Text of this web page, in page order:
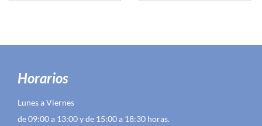
Horarios
Lunes a Viernes
de 09:00 a 13:00 y de 15:00 a 18:30 horas.